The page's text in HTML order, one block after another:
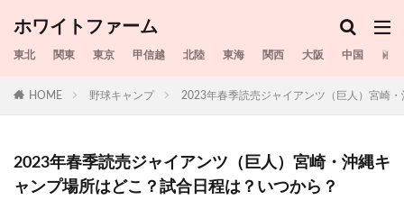
ホワイトファーム
東北 関東 東京 甲信越 北陸 東海 関西 大阪 中国 四国
HOME 野球キャンプ 2023年春季読売ジャイアンツ（巨人）宮崎
2023年春季読売ジャイアンツ（巨人）宮崎・沖縄キ
ャンプ場所はどこ？試合日程は？いつから？